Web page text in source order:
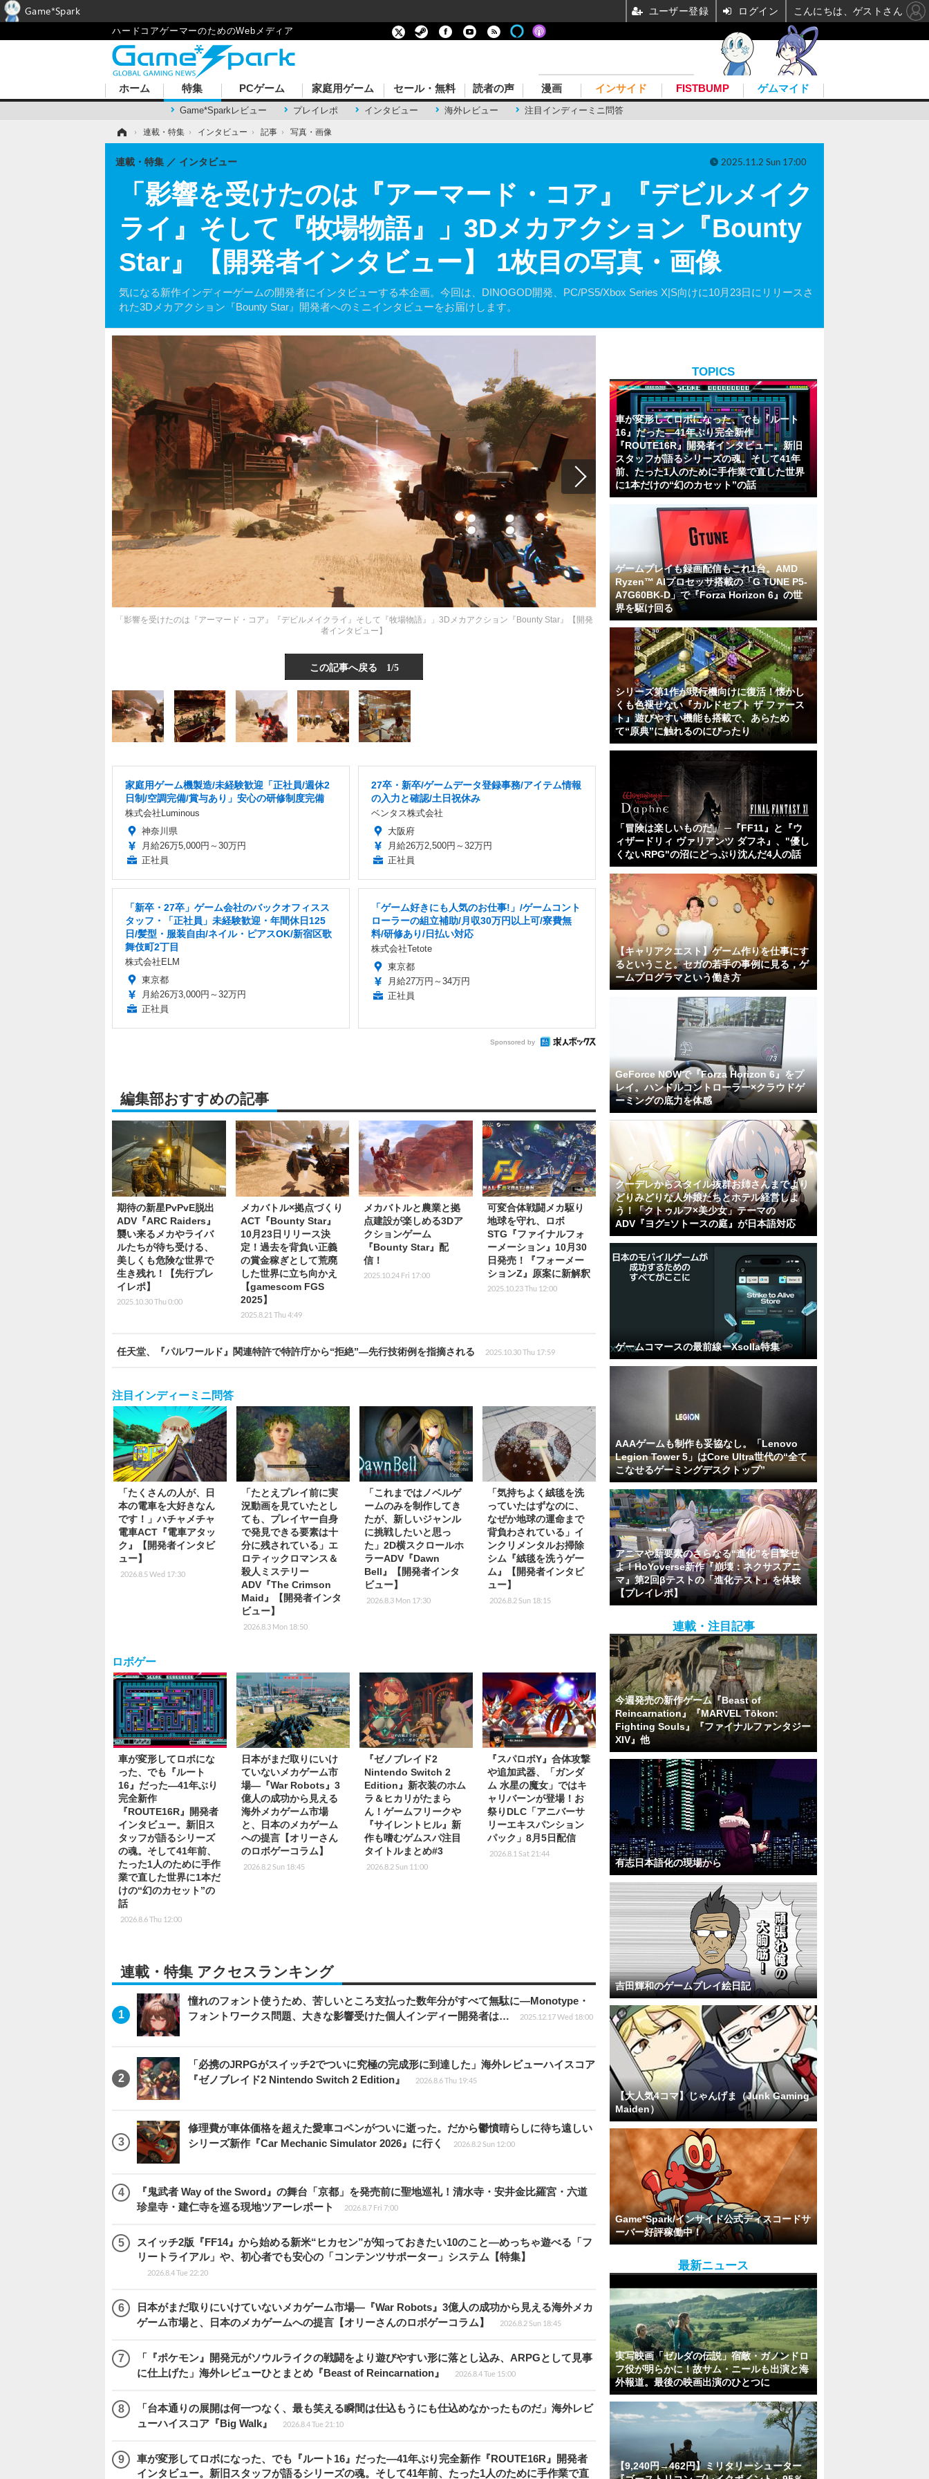
ハードコアゲーマーのためのWebメディア
ホーム 特集
Game*Sparkレビュー プレイレポ インタビュー 海外レビュー 注目インディーミニ問答
PCゲーム 家庭用ゲーム セール・無料 読者の声 漫画 インサイド FISTBUMP ゲムマイド
› 連載・特集 › インタビュー › 記事 › 写真・画像
「影響を受けたのは『アーマード・コア』『デビルメイク
ライ』そして『牧場物語』」3Dメカアクション『Bounty
Star』【開発者インタビュー】 1枚目の写真・画像
気になる新作インディーゲームの開発者にインタビューする本企画。今回は、DINOGOD開発、PC/PS5/Xbox Series X|S向けに10月23日にリリースさ
れた3Dメカアクション『Bounty Star』開発者へのミニインタビューをお届けします。
連載・特集 インタビュー 2025.11.2 Sun 17:00
「影響を受けたのは『アーマード・コア』『デビルメイクライ』そして『牧場物語』」3Dメカアクション『Bounty Star』【開発
者インタビュー】
この記事へ戻る 1/5
家庭用ゲーム機製造/未経験歓迎「正社員/週休2
日制/空調完備/賞与あり」安心の研修制度完備
株式会社Luminous
神奈川県
月給26万5,000円～30万円
正社員
27卒・新卒/ゲームデータ登録事務/アイテム情報
の入力と確認/土日祝休み
ベンタス株式会社
大阪府
月給26万2,500円～32万円
正社員
「新卒・27卒」ゲーム会社のバックオフィスス
タッフ・「正社員」未経験歓迎・年間休日125
日/髪型・服装自由/ネイル・ピアスOK/新宿区歌
舞伎町2丁目
株式会社ELM
東京都
月給26万3,000円～32万円
正社員
「ゲーム好きにも人気のお仕事!」/ゲームコント
ローラーの組立補助/月収30万円以上可/寮費無
料/研修あり/日払い対応
株式会社Tetote
東京都
月給27万円～34万円
正社員
Sponsored by
編集部おすすめの記事
期待の新星PvPvE脱出
ADV『ARC Raiders』
襲い来るメカやライバ
ルたちが待ち受ける、
美しくも危険な世界で
生き残れ！【先行プレ
イレポ】
2025.10.30 Thu 0:00
メカバトル×拠点づくり
ACT『Bounty Star』
10月23日リリース決
定！過去を背負い正義
の賞金稼ぎとして荒廃
した世界に立ち向かえ
【gamescom FGS
2025】
2025.8.21 Thu 4:49
メカバトルと農業と拠
点建設が楽しめる3Dア
クションゲーム
『Bounty Star』配
信！
2025.10.24 Fri 17:00
可変合体戦闘メカ駆り
地球を守れ、ロボ
STG『ファイナルフォ
ーメーション』10月30
日発売！『フォーメー
ションZ』原案に新解釈
2025.10.23 Thu 12:00
任天堂、『パルワールド』関連特許で特許庁から“拒絶”―先行技術例を指摘される 2025.10.30 Thu 17:59
注目インディーミニ問答
「たくさんの人が、日
本の電車を大好きなん
です！」ハチャメチャ
電車ACT『電車アタッ
ク』【開発者インタビ
ュー】
2026.8.5 Wed 17:30
「たとえプレイ前に実
況動画を見ていたとし
ても、プレイヤー自身
で発見できる要素は十
分に残されている」エ
ロティックロマンス＆
殺人ミステリー
ADV『The Crimson
Maid』【開発者インタ
ビュー】
2026.8.3 Mon 18:50
「これまではノベルゲ
ームのみを制作してき
たが、新しいジャンル
に挑戦したいと思っ
た」2D横スクロールホ
ラーADV『Dawn
Bell』【開発者インタ
ビュー】
2026.8.3 Mon 17:30
「気持ちよく絨毯を洗
っていたはずなのに、
なぜか地球の運命まで
背負わされている」イ
ンクリメンタルお掃除
シム『絨毯を洗うゲー
ム』【開発者インタビ
ュー】
2026.8.2 Sun 18:15
ロボゲー
車が変形してロボにな
った、でも『ルート
16』だった―41年ぶり
完全新作
『ROUTE16R』開発者
インタビュー。新旧ス
タッフが語るシリーズ
の魂。そして41年前、
たった1人のために手作
業で直した世界に1本だ
けの“幻のカセット”の
話
2026.8.6 Thu 12:00
日本がまだ取りにいけ
ていないメカゲーム市
場―『War Robots』3
億人の成功から見える
海外メカゲーム市場
と、日本のメカゲーム
への提言【オリーさん
のロボゲーコラム】
2026.8.2 Sun 18:45
『ゼノブレイド2
Nintendo Switch 2
Edition』新衣装のホム
ラ＆ヒカリがたまら
ん！ゲームフリークや
『サイレントヒル』新
作も嗜むゲムスパ注目
タイトルまとめ#3
2026.8.2 Sun 11:00
『スパロボY』合体攻撃
や追加武器、「ガンダ
ム 水星の魔女」ではキ
ャリバーンが登場！お
祭りDLC「アニバーサ
リーエキスパンション
パック」8月5日配信
2026.8.1 Sat 21:44
連載・特集 アクセスランキング
憧れのフォント使うため、苦しいところ支払った数年分がすべて無駄に―Monotype・
フォントワークス問題、大きな影響受けた個人インディー開発者は…
2025.12.17 Wed 18:00
「必携のJRPGがスイッチ2でついに究極の完成形に到達した」海外レビューハイスコア
『ゼノブレイド2 Nintendo Switch 2 Edition』
2026.8.6 Thu 19:45
修理費が車体価格を超えた愛車コペンがついに逝った。だから鬱憤晴らしに待ち遠しい
シリーズ新作『Car Mechanic Simulator 2026』に行く
2026.8.2 Sun 12:00
『鬼武者 Way of the Sword』の舞台「京都」を発売前に聖地巡礼！清水寺・安井金比羅宮・六道
珍皇寺・建仁寺を巡る現地ツアーレポート
2026.8.7 Fri 7:00
スイッチ2版『FF14』から始める新米“ヒカセン”が知っておきたい10のこと―めっちゃ遊べる「フ
リートライアル」や、初心者でも安心の「コンテンツサポーター」システム【特集】
2026.8.4 Tue 22:20
日本がまだ取りにいけていないメカゲーム市場―『War Robots』3億人の成功から見える海外メカ
ゲーム市場と、日本のメカゲームへの提言【オリーさんのロボゲーコラム】
2026.8.2 Sun 18:45
「『ポケモン』開発元がソウルライクの戦闘をより遊びやすい形に落とし込み、ARPGとして見事
に仕上げた」海外レビューひとまとめ『Beast of Reincarnation』
2026.8.4 Tue 15:00
「台本通りの展開は何一つなく、最も笑える瞬間は仕込もうにも仕込めなかったものだ」海外レビ
ューハイスコア『Big Walk』
2026.8.4 Tue 21:10
車が変形してロボになった、でも『ルート16』だった―41年ぶり完全新作『ROUTE16R』開発者
インタビュー。新旧スタッフが語るシリーズの魂。そして41年前、たった1人のために手作業で直
TOPICS
車が変形してロボになった、でも『ルート
16』だった―41年ぶり完全新作
『ROUTE16R』開発者インタビュー。新旧
スタッフが語るシリーズの魂。そして41年
前、たった1人のために手作業で直した世界
に1本だけの“幻のカセット”の話
ゲームプレイも録画配信もこれ1台。AMD
Ryzen™ AIプロセッサ搭載の「G TUNE P5-
A7G60BK-D」で『Forza Horizon 6』の世
界を駆け回る
シリーズ第1作が現行機向けに復活！懐かし
くも色褪せない『カルドセプト ザ ファース
ト』遊びやすい機能も搭載で、あらため
て“原典”に触れるのにぴったり
「冒険は楽しいものだ」 ─『FF11』と『ウ
ィザードリィ ヴァリアンツ ダフネ』、"優し
くないRPG"の沼にどっぷり沈んだ4人の話
【キャリアクエスト】ゲーム作りを仕事にす
るということ。セガの若手の事例に見る，ゲ
ームプログラマという働き方
GeForce NOWで『Forza Horizon 6』をプ
レイ。ハンドルコントローラー×クラウドゲ
ーミングの底力を体感
クーデレからスタイル抜群お姉さんまでより
どりみどりな人外娘たちとホテル経営しよ
う！「クトゥルフ×美少女」テーマの
ADV『ヨグ=ソトースの庭』が日本語対応
ゲームコマースの最前線ーXsolla特集
AAAゲームも制作も妥協なし。「Lenovo
Legion Tower 5」はCore Ultra世代の“全て
こなせるゲーミングデスクトップ”
アニマや新要素のさらなる“進化”を目撃せ
よ！HoYoverse新作『崩壊：ネクサスアニ
マ』第2回βテストの「進化テスト」を体験
【プレイレポ】
連載・注目記事
今週発売の新作ゲーム『Beast of
Reincarnation』『MARVEL Tōkon:
Fighting Souls』『ファイナルファンタジー
XIV』他
有志日本語化の現場から
吉田輝和のゲームプレイ絵日記
【大人気4コマ】じゃんげま（Junk Gaming
Maiden）
Game*Spark/インサイド公式ディスコードサ
ーバー好評稼働中！
最新ニュース
実写映画「ゼルダの伝説」宿敵・ガノンドロ
フ役が明らかに！故サム・ニールも出演と海
外報道。最後の映画出演のひとつに
【9,240円→462円】ミリタリーシューター
Game*Spark ユーザー登録 ログイン こんにちは、ゲストさん